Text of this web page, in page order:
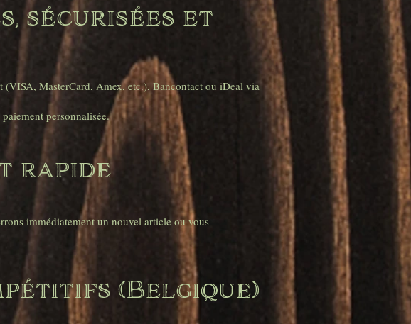
sécurisées et
(VISA, MasterCard, Amex, etc.), Bancontact ou iDeal via
personnalisée.
rapide
immédiatement un nouvel article ou vous
(Belgique)